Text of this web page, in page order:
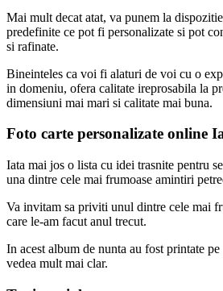
Mai mult decat atat, va punem la
predefinite ce pot fi personalizate si pot
si rafinate.
Bineinteles ca voi fi alaturi de voi cu o
in domeniu, ofera calitate ireprosabila la
dimensiuni mai mari si calitate mai buna.
Foto carte personalizate online
Iata mai jos o lista cu idei trasnite pentru
una dintre cele mai frumoase amintiri
Va invitam sa priviti unul dintre cele mai
care le-am facut anul trecut.
In acest album de nunta au fost printate
vedea mult mai clar.